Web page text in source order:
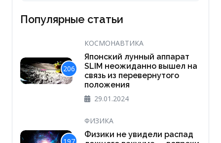
Популярные статьи
206
КОСМОНАВТИКА
Японский лунный аппарат
SLIM неожиданно вышел на
связь из перевернутого
положения
29.01.2024
ФИЗИКА
Физики не увидели распад